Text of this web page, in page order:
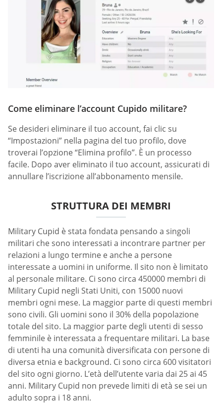
Come eliminare l’account Cupido militare?
Se desideri eliminare il tuo account, fai clic su
“Impostazioni” nella pagina del tuo profilo, dove
troverai l’opzione “Elimina profilo”. È un processo
facile. Dopo aver eliminato il tuo account, assicurati di
annullare l’iscrizione all’abbonamento mensile.
STRUTTURA DEI MEMBRI
Military Cupid è stata fondata pensando a singoli
militari che sono interessati a incontrare partner per
relazioni a lungo termine e anche a persone
interessate a uomini in uniforme. Il sito non è limitato
al personale militare. Ci sono circa 450000 membri di
Military Cupid negli Stati Uniti, con 15000 nuovi
membri ogni mese. La maggior parte di questi membri
sono civili. Gli uomini sono il 30% della popolazione
totale del sito. La maggior parte degli utenti di sesso
femminile è interessata a frequentare militari. La base
di utenti ha una comunità diversificata con persone di
diversa etnia e background. Ci sono circa 600 visitatori
del sito ogni giorno. L’età dell’utente varia dai 25 ai 45
anni. Military Cupid non prevede limiti di età se sei un
adulto sopra i 18 anni.